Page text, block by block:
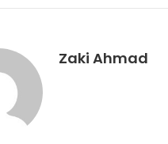
Zaki Ahmad